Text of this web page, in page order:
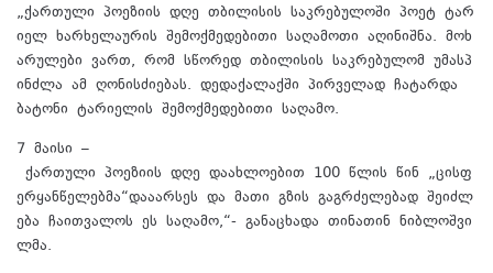
„ქართული პოეზიის დღე თბილისის საკრებულოში პოეტ ტარ
იელ ხარხელაურის შემოქმედებითი საღამოთი აღინიშნა. მოხ
არულები ვართ, რომ სწორედ თბილისის საკრებულომ უმასპ
ინძლა ამ ღონისძიებას. დედაქალაქში პირველად ჩატარდა
ბატონი ტარიელის შემოქმედებითი საღამო.
7 მაისი –
ქართული პოეზიის დღე დაახლოებით 100 წლის წინ „ცისფ
ერყანწელებმა“დააარსეს და მათი გზის გაგრძელებად შეიძლ
ება ჩაითვალოს ეს საღამო,“- განაცხადა თინათინ ნიბლოშვი
ლმა.